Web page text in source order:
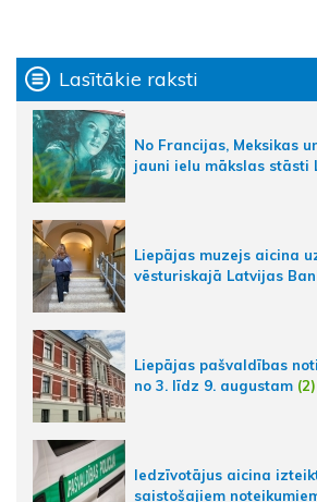
Lasītākie raksti
No Francijas, Meksikas
jauni ielu mākslas stāsti
Liepājas muzejs aicina
vēsturiskajā Latvijas
Liepājas pašvaldības
no 3. līdz 9. augustam (2)
Iedzīvotājus aicina
saistošajiem